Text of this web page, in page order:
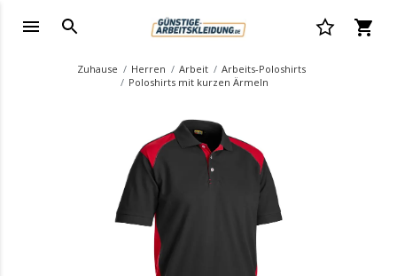
Zuhause Herren Arbeit
Arbeits-Poloshirts
Poloshirts mit kurzen Ärmeln